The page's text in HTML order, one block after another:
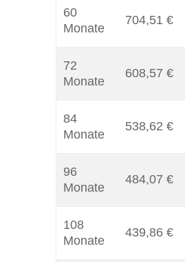
60
Monate
704,51 €
72
Monate
608,57 €
84
Monate
538,62 €
96
Monate
484,07 €
108
Monate
439,86 €